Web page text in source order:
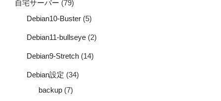
自宅サーバー (79)
Debian10-Buster (5)
Debian11-bullseye (2)
Debian9-Stretch (14)
Debian設定 (34)
backup (7)